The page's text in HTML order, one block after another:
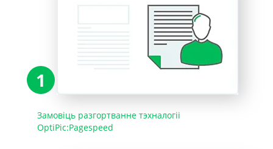
1
Замовіць разгортванне тэхналогіі
OptiPic:Pagespeed